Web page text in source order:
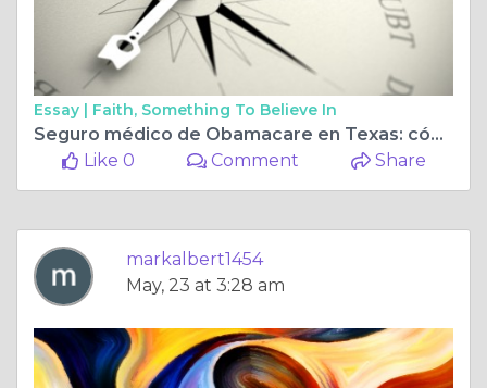
Essay | Faith, Something To Believe In
Seguro médico de Obamacare en Texas: cómo abordar la Ley de Atención Médica Asequible
Like 0
Comment Share
markalbert1454
May, 23 at 3:28 am